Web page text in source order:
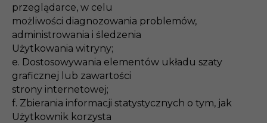
przeglądarce, w celu
możliwości diagnozowania problemów,
administrowania i śledzenia
Użytkowania witryny;
e. Dostosowywania elementów układu szaty
graficznej lub zawartości
strony internetowej;
f. Zbierania informacji statystycznych o tym, jak
Użytkownik korzysta